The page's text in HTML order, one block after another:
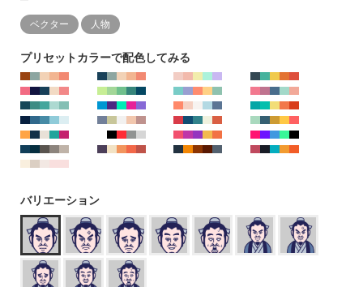
ベクター 人物
プリセットカラーで配色してみる
バリエーション